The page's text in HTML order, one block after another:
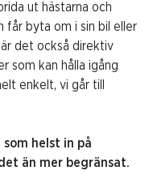
ut hästarna och
får byta om i sin bil eller
det också direktiv
som kan hålla igång
enkelt, vi går till
helst in på
än mer begränsat.